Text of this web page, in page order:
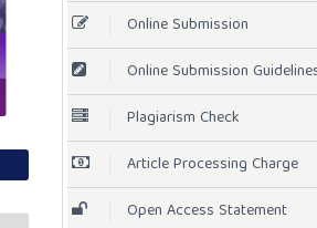
Online Submission
Online Submission
Plagiarism Check
Article Processing Charge
Open Access Statement